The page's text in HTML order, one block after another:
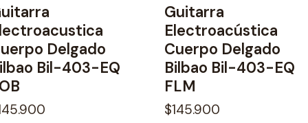
Delgado
Bil-403-EQ
Guitarra
Electroacústica
Cuerpo Delgado
Bilbao Bil-403-EQ
FLM
$145.900